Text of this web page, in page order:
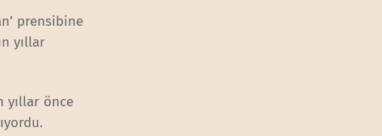
prensibine
yıllar
yıllar önce